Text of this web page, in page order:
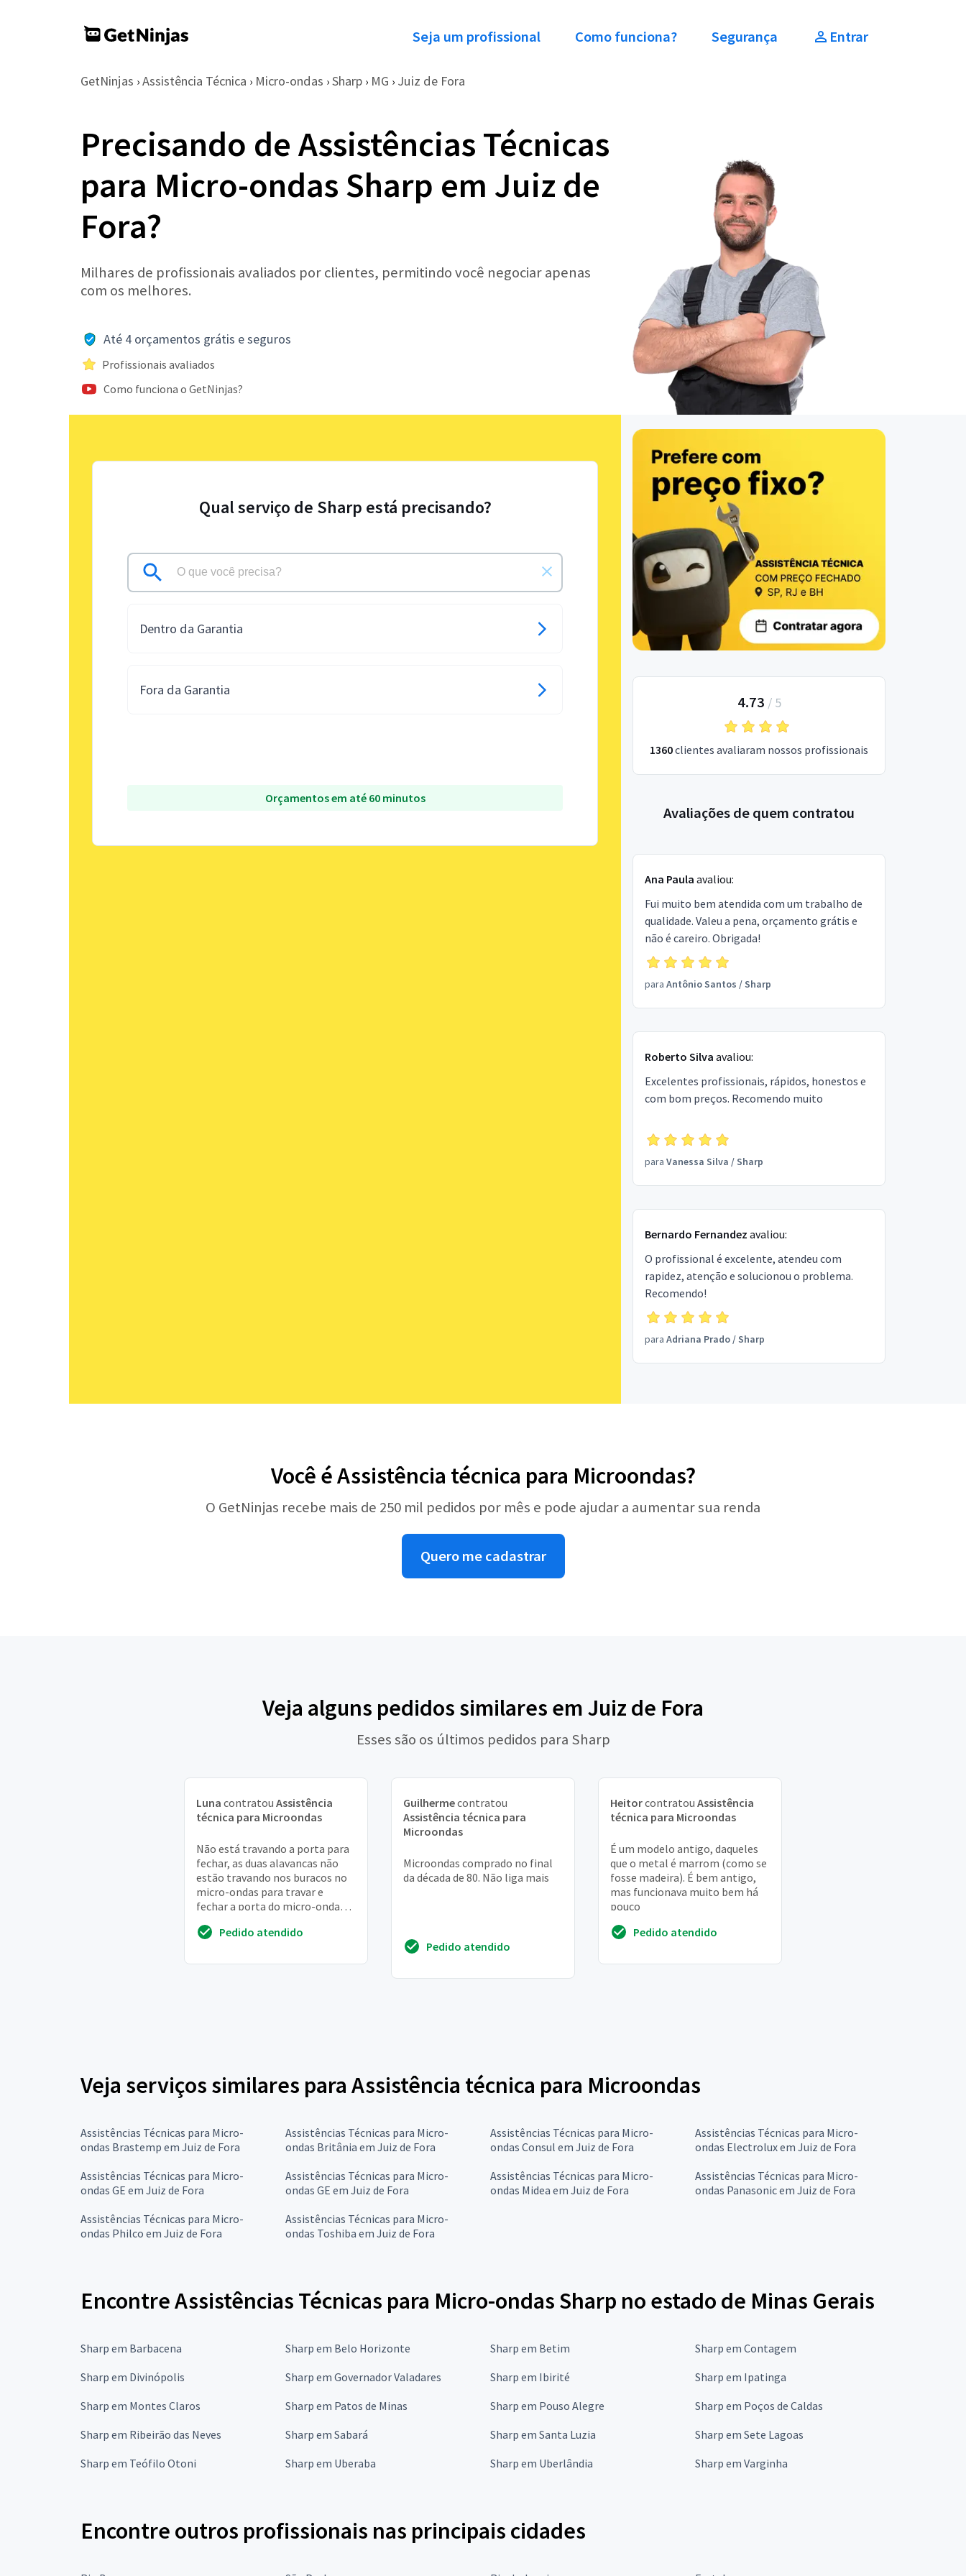
Seja um profissional Como funciona? Segurança Entrar
GetNinjas › Assistência Técnica › Micro-ondas › Sharp › MG › Juiz de Fora
Precisando de Assistências Técnicas
para Micro-ondas Sharp em Juiz de
Fora?
Milhares de profissionais avaliados por clientes, permitindo você negociar apenas
com os melhores.
Até 4 orçamentos grátis e seguros
Profissionais avaliados
Como funciona o GetNinjas?
Qual serviço de Sharp está precisando?
Dentro da Garantia
Fora da Garantia
Orçamentos em até 60 minutos
4.73 / 5
1360clientes avaliaram nossos profissionais
Avaliações de quem contratou
Ana Paula avaliou:
Fui muito bem atendida com um trabalho de
qualidade. Valeu a pena, orçamento grátis e
não é careiro. Obrigada!
para Antônio Santos /Sharp
Roberto Silva avaliou:
Excelentes profissionais, rápidos, honestos e
com bom preços. Recomendo muito
para Vanessa Silva /Sharp
Bernardo Fernandez avaliou:
O profissional é excelente, atendeu com
rapidez, atenção e solucionou o problema.
Recomendo!
para Adriana Prado/Sharp
Você é Assistência técnica para Microondas?
O GetNinjas recebe mais de 250 mil pedidos por mês e pode ajudar a aumentar sua renda
Quero me cadastrar
Veja alguns pedidos similares em Juiz de Fora
Esses são os últimos pedidos para Sharp
Luna contratou Assistência
técnica para Microondas
Não está travando a porta para
fechar, as duas alavancas não
estão travando nos buracos no
micro-ondas para travar e
fechar a porta do micro-ondas e
aparentemente está ...
Pedido atendido
Guilhermecontratou
Assistência técnica para
Microondas
Microondas comprado no final
da década de 80. Não liga mais
Pedido atendido
Heitorcontratou Assistência
técnica para Microondas
É um modelo antigo, daqueles
que o metal é marrom (como se
fosse madeira). É bem antigo,
mas funcionava muito bem há
pouco
Pedido atendido
Veja serviços similares para Assistência técnica para Microondas
Assistências Técnicas para Micro-
ondas Brastemp em Juiz de Fora
Assistências Técnicas para Micro-
ondas Britânia em Juiz de Fora
Assistências Técnicas para Micro-
ondas Consul em Juiz de Fora
Assistências Técnicas para Micro-
ondas Electrolux em Juiz de Fora
Assistências Técnicas para Micro-
ondas GE em Juiz de Fora
Assistências Técnicas para Micro-
ondas GE em Juiz de Fora
Assistências Técnicas para Micro-
ondas Midea em Juiz de Fora
Assistências Técnicas para Micro-
ondas Panasonic em Juiz de Fora
Assistências Técnicas para Micro-
ondas Philco em Juiz de Fora
Assistências Técnicas para Micro-
ondas Toshiba em Juiz de Fora
Encontre Assistências Técnicas para Micro-ondas Sharp no estado de Minas Gerais
Sharp em Barbacena Sharp em Belo Horizonte Sharp em Betim
Sharp em Contagem
Sharp em Divinópolis
Sharp em Governador Valadares Sharp em Ibirité
Sharp em Ipatinga
Sharp em Montes Claros
Sharp em Patos de Minas Sharp em Pouso Alegre
Sharp em Poços de Caldas
Sharp em Ribeirão das Neves
Sharp em Sabará Sharp em Santa Luzia
Sharp em Sete Lagoas
Sharp em Teófilo Otoni
Sharp em Uberaba Sharp em Uberlândia Sharp em Varginha
Encontre outros profissionais nas principais cidades